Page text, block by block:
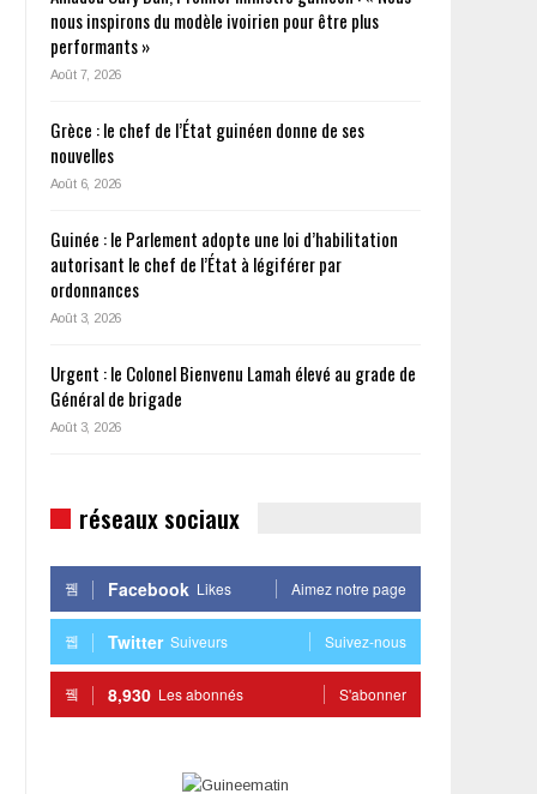
nous inspirons du modèle ivoirien pour être plus
performants »
Août 7, 2026
Grèce : le chef de l’État guinéen donne de ses
nouvelles
Août 6, 2026
Guinée : le Parlement adopte une loi d’habilitation
autorisant le chef de l’État à légiférer par
ordonnances
Août 3, 2026
Urgent : le Colonel Bienvenu Lamah élevé au grade de
Général de brigade
Août 3, 2026
réseaux sociaux
Facebook Likes Aimez notre page
Twitter Suiveurs Suivez-nous
8,930 Les abonnés S'abonner